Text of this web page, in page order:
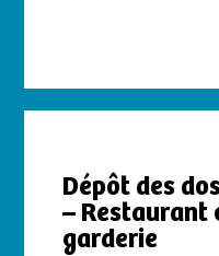
Dépôt des
– Restaurant
garderie